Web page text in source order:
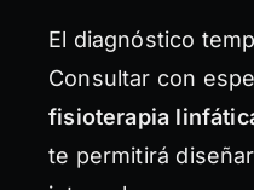
El diagnóstico
Consultar con
fisioterapia
te permitirá